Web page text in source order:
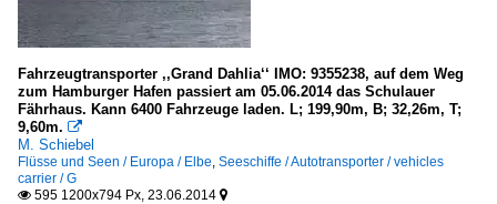
Fahrzeugtransporter ,,Grand Dahlia‘‘ IMO: 9355238, auf dem Weg
zum Hamburger Hafen passiert am 05.06.2014 das Schulauer
Fährhaus. Kann 6400 Fahrzeuge laden. L; 199,90m, B; 32,26m, T;
9,60m. 
M. Schiebel
Flüsse und Seen / Europa / Elbe, Seeschiffe / Autotransporter / vehicles
carrier / G
 595 1200x794 Px, 23.06.2014 